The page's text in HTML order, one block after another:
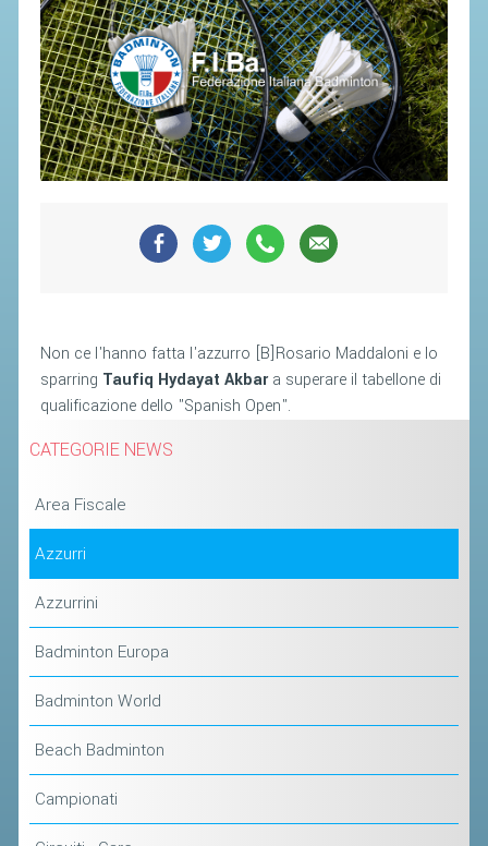
Non ce l'hanno fatta l'azzurro [B]Rosario Maddaloni e lo
sparring Taufiq Hydayat Akbara superare il tabellone di
qualificazione dello "Spanish Open".
CATEGORIE NEWS
Area Fiscale
Azzurri
Azzurrini
Badminton Europa
Badminton World
Beach Badminton
Campionati
SEGRETERIA FEDERALE
CONTATTI
AVVISI E BANDI
CIRCOLARI
RESPONSABILITÀ SOCIALE
RICHIESTA PATROCINIO
REGOLAMENTI
PROVVEDIMENTI
ORGANI DI GIUSTIZIA FEDERALE
CTF – PALABADMINTON
CENTRI TECNICI TERRITORIALI
TESSERAMENTO